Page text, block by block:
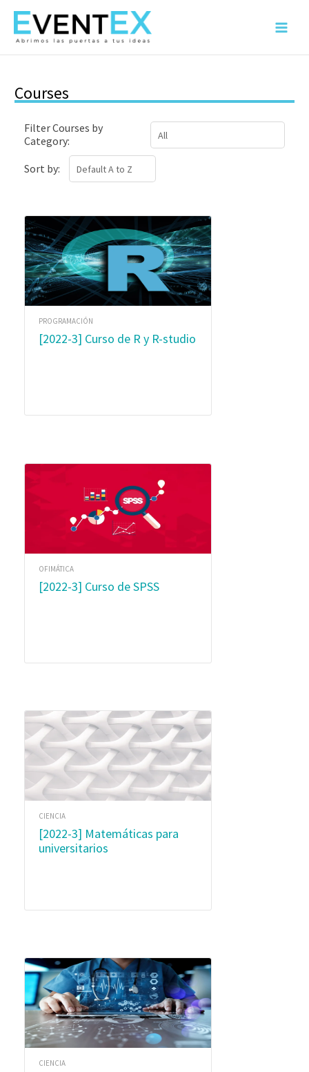
contenido
Main
Courses
Filter Courses by
Category:
Sort by:
PROGRAMACIÓN
[2022-3] Curso de R y R-studio
OFIMÁTICA
[2022-3] Curso de SPSS
CIENCIA
[2022-3] Matemáticas para
universitarios
CIENCIA